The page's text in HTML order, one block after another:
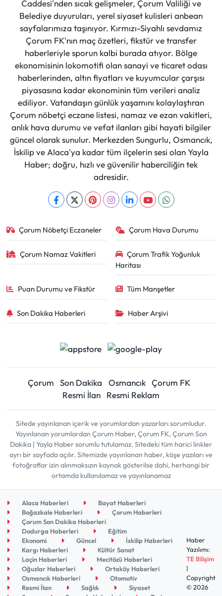
Caddesi'nden sıcak gelişmeler, Çorum Valiliği ve
Belediye duyuruları, yerel siyaset kulisleri anbean
sayfalarımıza taşınıyor. Kırmızı-Siyahlı sevdamız
Çorum FK'nın maç özetleri, fikstür ve transfer
haberleriyle sporun kalbi burada atıyor. Bölge
ekonomisinin lokomotifi olan sanayi ve ticaret odası
haberlerinden, altın fiyatları ve kuyumcular çarşısı
piyasasına kadar ekonominin tüm verileri analiz
ediliyor. Vatandaşın günlük yaşamını kolaylaştıran
Çorum nöbetçi eczane listesi, namaz ve ezan vakitleri,
anlık hava durumu ve vefat ilanları gibi hayati bilgiler
güncel olarak sunulur. Merkezden Sungurlu, Osmancık,
İskilip ve Alaca'ya kadar tüm ilçelerin sesi olan Yayla
Haber; doğru, hızlı ve güvenilir haberciliğin tek
adresidir.
Çorum Nöbetçi Eczaneler Çorum Hava Durumu
Çorum Namaz Vakitleri
Çorum Trafik Yoğunluk
Haritası
Puan Durumu ve Fikstür Tüm Manşetler
Son Dakika Haberleri Haber Arşivi
Çorum Son Dakika Osmancık Çorum FK
Resmi İlan
Resmi Reklam
Sitede yayınlanan içerik ve yorumlardan yazarları sorumludur.
Yayınlanan yorumlardan Çorum Haber, Çorum FK, Çorum Son
Dakika | Yayla Haber sorumlu tutulamaz. Sitedeki tüm harici linkler
ayrı bir sayfada açılır. Sitemizde yayınlanan haber, köşe yazıları ve
fotoğraflar izin alınmaksızın kaynak gösterilse dahi, herhangi bir
ortamda kullanılamaz ve yayınlanamaz
Alaca Haberleri
Bayat Haberleri
Boğazkale Haberleri
Çorum Haberleri
Çorum Son Dakika Haberleri
Dodurga Haberleri
Eğitim
Ekonomi
Güncel
İskilip Haberleri
Kargı Haberleri
Kültür Sanat
Laçin Haberleri
Mecitözü Haberleri
Oğuzlar Haberleri
Ortaköy Haberleri
Osmancık Haberleri
Otomotiv
Resmi İlan
Sağlık
Siyaset
Haber
Yazılımı:
TE Bilişim
|
Copyright
© 2026